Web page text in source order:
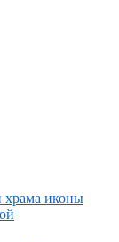
храма иконы